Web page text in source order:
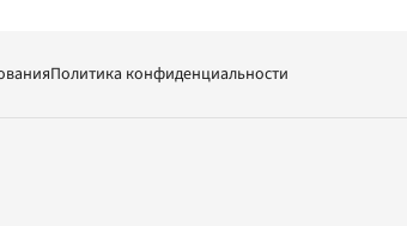
Политика конфиденциальности